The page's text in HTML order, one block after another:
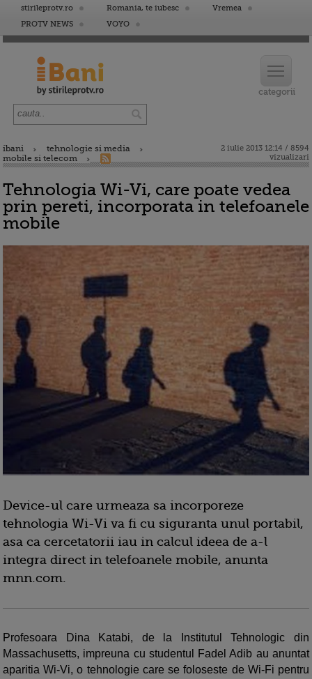
stirileprotv.ro Romania, te iubesc
Vremea
PROTV NEWS
VOYO
ibani
tehnologie si media
mobile si telecom
2 iulie 2013 12:14 / 8594
vizualizari
Tehnologia Wi-Vi, care poate vedea
prin pereti, incorporata in telefoanele
mobile
Device-ul care urmeaza sa incorporeze
tehnologia Wi-Vi va fi cu siguranta unul portabil,
asa ca cercetatorii iau in calcul ideea de a-l
integra direct in telefoanele mobile, anunta
mnn.com.
Profesoara Dina Katabi, de la Institutul Tehnologic din
Massachusetts, impreuna cu studentul Fadel Adib au anuntat
aparitia Wi-Vi, o tehnologie care se foloseste de Wi-Fi pentru